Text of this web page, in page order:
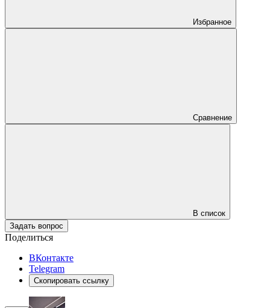
Избранное
Сравнение
В список
Задать вопрос
Поделиться
ВКонтакте
Telegram
Скопировать ссылку